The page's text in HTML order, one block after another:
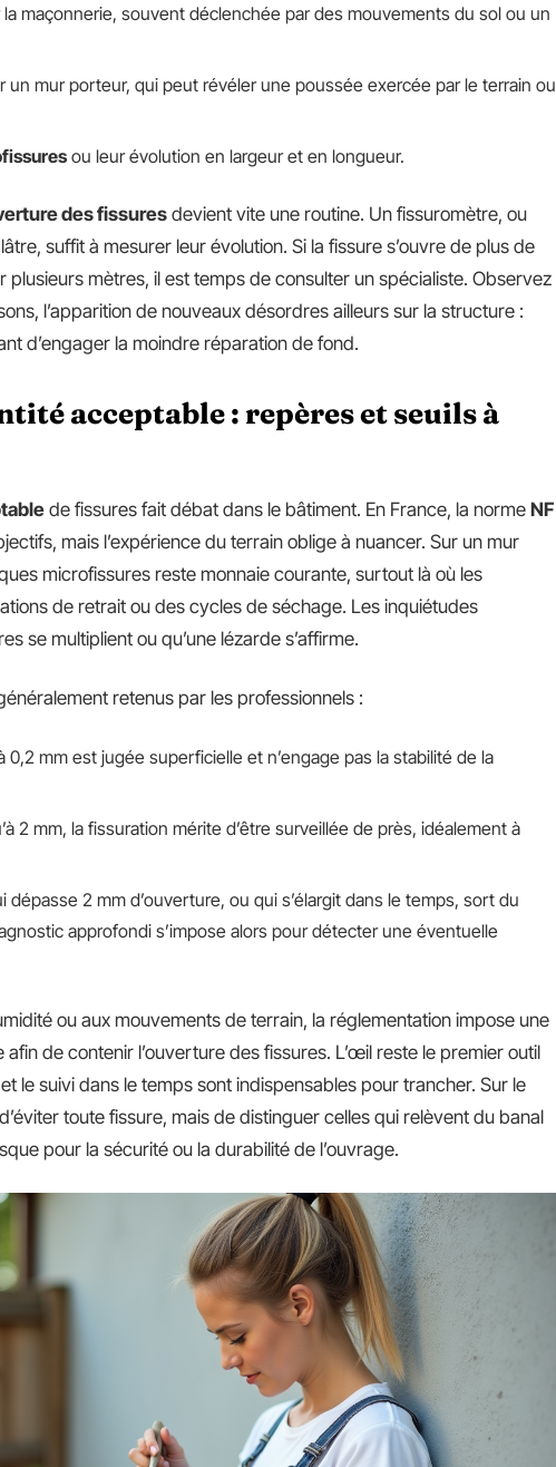
la maçonnerie, souvent déclenchée par des mouvements du sol ou un
un mur porteur, qui peut révéler une poussée exercée par le terrain ou
ou leur évolution en largeur et en longueur.
des fissures devient vite une routine. Un fissuromètre, ou
suffit à mesurer leur évolution. Si la fissure s’ouvre de plus de
plusieurs mètres, il est temps de consulter un spécialiste. Observez
l’apparition de nouveaux désordres ailleurs sur la structure :
d’engager la moindre réparation de fond.
acceptable : repères et seuils à
de fissures fait débat dans le bâtiment. En France, la norme NF
mais l’expérience du terrain oblige à nuancer. Sur un mur
microfissures reste monnaie courante, surtout là où les
de retrait ou des cycles de séchage. Les inquiétudes
se multiplient ou qu’une lézarde s’affirme.
retenus par les professionnels :
0,2 mm est jugée superficielle et n’engage pas la stabilité de la
2 mm, la fissuration mérite d’être surveillée de près, idéalement à
dépasse 2 mm d’ouverture, ou qui s’élargit dans le temps, sort du
approfondi s’impose alors pour détecter une éventuelle
ou aux mouvements de terrain, la réglementation impose une
afin de contenir l’ouverture des fissures. L’œil reste le premier outil
le suivi dans le temps sont indispensables pour trancher. Sur le
toute fissure, mais de distinguer celles qui relèvent du banal
pour la sécurité ou la durabilité de l’ouvrage.